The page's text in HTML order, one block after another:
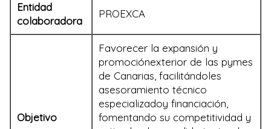
Entidad
colaboradora
PROEXCA
Objetivo
Favorecer la expansión y
promociónexterior de las pymes
de Canarias, facilitándoles
asesoramiento técnico
especializadoy financiación,
fomentando su competitividad y